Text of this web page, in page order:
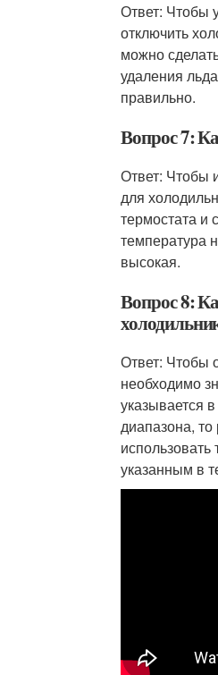
Ответ: Чтобы
отключить
можно
удаления
правильно.
Вопрос 7:
Ответ: Чтобы
для
термостата и
температура
высокая.
Вопрос 8:
Ответ: Чтобы
необходимо
указывается
диапазона,
указанным в